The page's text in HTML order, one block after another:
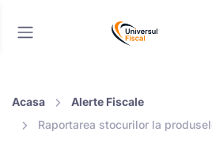
Acasa
Alerte Fiscale
Raportarea stocurilor la